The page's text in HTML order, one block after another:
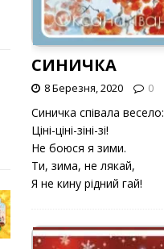
СИНИЧКА
8 Березня, 2020 0
Синичка співала весело:
Ціні-ціні-зіні-зі!
Не боюся я зими.
Ти, зима, не лякай,
Я не кину рідний гай!